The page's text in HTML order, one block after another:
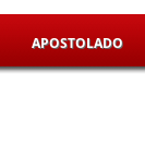
APOSTOLADO